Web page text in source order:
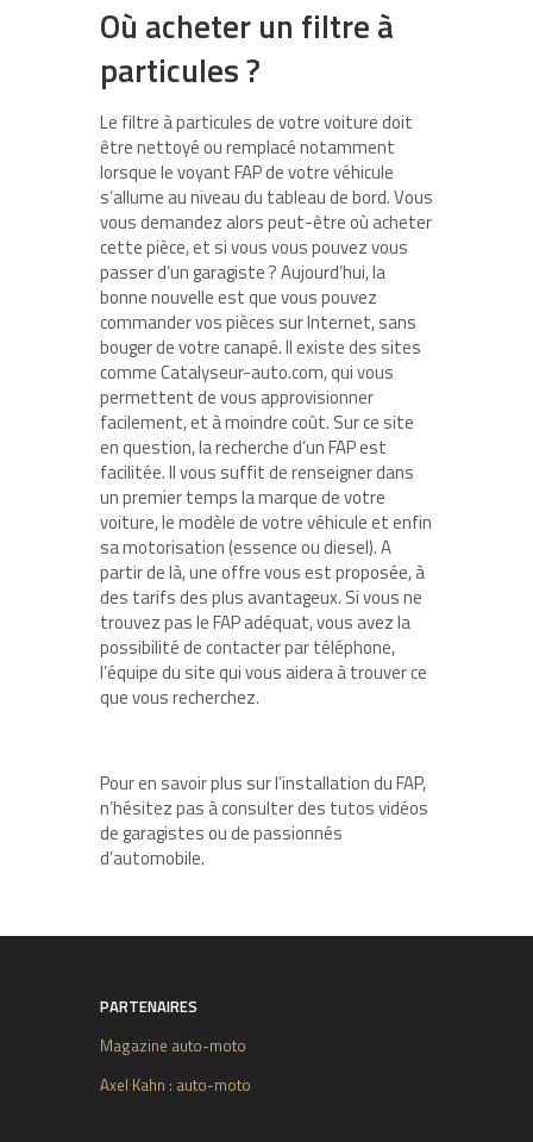
Où acheter un filtre à
particules ?
Le filtre à particules de votre voiture doit
être nettoyé ou remplacé notamment
lorsque le voyant FAP de votre véhicule
s’allume au niveau du tableau de bord. Vous
vous demandez alors peut-être où acheter
cette pièce, et si vous vous pouvez vous
passer d’un garagiste ? Aujourd’hui, la
bonne nouvelle est que vous pouvez
commander vos pièces sur Internet, sans
bouger de votre canapé. Il existe des sites
comme Catalyseur-auto.com, qui vous
permettent de vous approvisionner
facilement, et à moindre coût. Sur ce site
en question, la recherche d’un FAP est
facilitée. Il vous suffit de renseigner dans
un premier temps la marque de votre
voiture, le modèle de votre véhicule et enfin
sa motorisation (essence ou diesel). A
partir de là, une offre vous est proposée, à
des tarifs des plus avantageux. Si vous ne
trouvez pas le FAP adéquat, vous avez la
possibilité de contacter par téléphone,
l’équipe du site qui vous aidera à trouver ce
que vous recherchez.
Pour en savoir plus sur l’installation du FAP,
n’hésitez pas à consulter des tutos vidéos
de garagistes ou de passionnés
d’automobile.
PARTENAIRES
Magazine auto-moto
Axel Kahn : auto-moto